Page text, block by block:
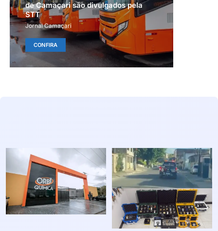
de Camaçari são divulgados pela
STT
Jornal Camaçari
CONFIRA